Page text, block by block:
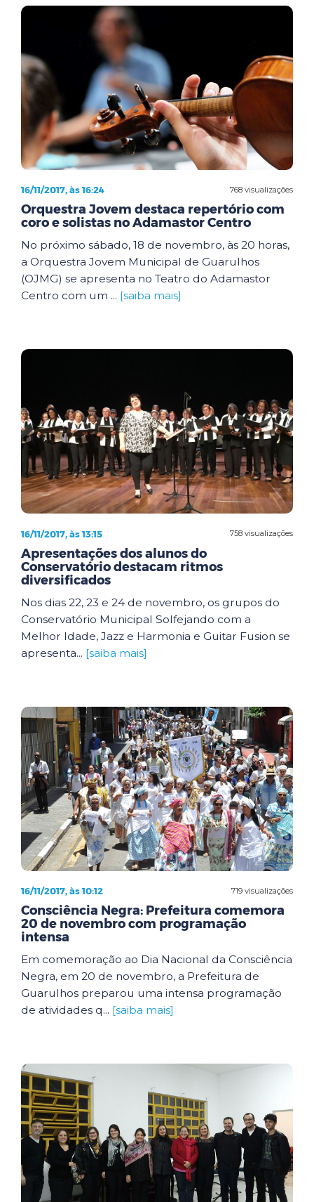
768 visualizações
16/11/2017, às 16:24
Orquestra Jovem destaca repertório com
coro e solistas no Adamastor Centro
No próximo sábado, 18 de novembro, às 20 horas,
a Orquestra Jovem Municipal de Guarulhos
(OJMG) se apresenta no Teatro do Adamastor
Centro com um ... [saiba mais]
758 visualizações
16/11/2017, às 13:15
Apresentações dos alunos do
Conservatório destacam ritmos
diversificados
Nos dias 22, 23 e 24 de novembro, os grupos do
Conservatório Municipal Solfejando com a
Melhor Idade, Jazz e Harmonia e Guitar Fusion se
apresenta... [saiba mais]
719 visualizações
16/11/2017, às 10:12
Consciência Negra: Prefeitura comemora
20 de novembro com programação
intensa
Em comemoração ao Dia Nacional da Consciência
Negra, em 20 de novembro, a Prefeitura de
Guarulhos preparou uma intensa programação
de atividades q... [saiba mais]